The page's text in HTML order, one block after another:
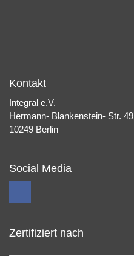
Kontakt
Integral e.V.
Hermann- Blankenstein- Str. 49
10249 Berlin
Social Media
Zertifiziert nach